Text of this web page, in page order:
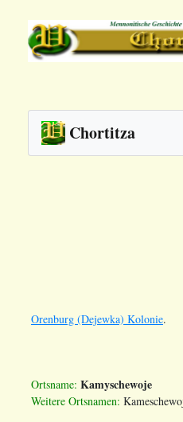
Chortitza
Orenburg (Dejewka) Kolonie.
Ortsname: Kamyschewoje
Weitere Ortsnamen: